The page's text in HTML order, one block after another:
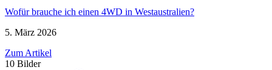
Wofür brauche ich einen 4WD in Westaustralien?
5. März 2026
Zum Artikel
10 Bilder